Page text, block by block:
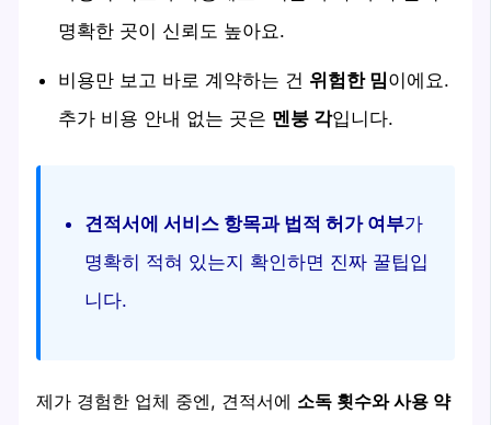
명확한 곳이 신뢰도 높아요.
비용만 보고 바로 계약하는 건 위험한 밈이에요.
추가 비용 안내 없는 곳은 멘붕 각입니다.
견적서에 서비스 항목과 법적 허가 여부가
명확히 적혀 있는지 확인하면 진짜 꿀팁입
니다.
제가 경험한 업체 중엔, 견적서에 소독 횟수와 사용 약